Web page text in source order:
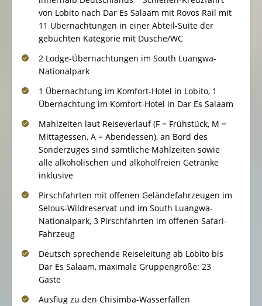
von Lobito nach Dar Es Salaam mit Rovos Rail mit
11 Übernachtungen in einer Abteil-Suite der
gebuchten Kategorie mit Dusche/WC
2 Lodge-Übernachtungen im South Luangwa-
Nationalpark
1 Übernachtung im Komfort-Hotel in Lobito, 1
Übernachtung im Komfort-Hotel in Dar Es Salaam
Mahlzeiten laut Reiseverlauf (F = Frühstück, M =
Mittagessen, A = Abendessen), an Bord des
Sonderzuges sind sämtliche Mahlzeiten sowie
alle alkoholischen und alkoholfreien Getränke
inklusive
Pirschfahrten mit offenen Geländefahrzeugen im
Selous-Wildreservat und im South Luangwa-
Nationalpark, 3 Pirschfahrten im offenen Safari-
Fahrzeug
Deutsch sprechende Reiseleitung ab Lobito bis
Dar Es Salaam, maximale Gruppengröße: 23
Gäste
Ausflug zu den Chisimba-Wasserfällen